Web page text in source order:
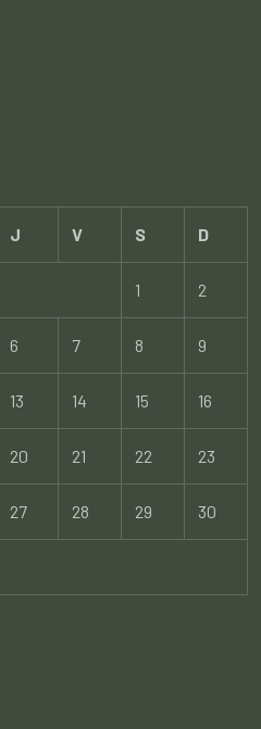
J V S D
1 2
6 7 8 9
13 14 15 16
20 21 22 23
27 28 29 30